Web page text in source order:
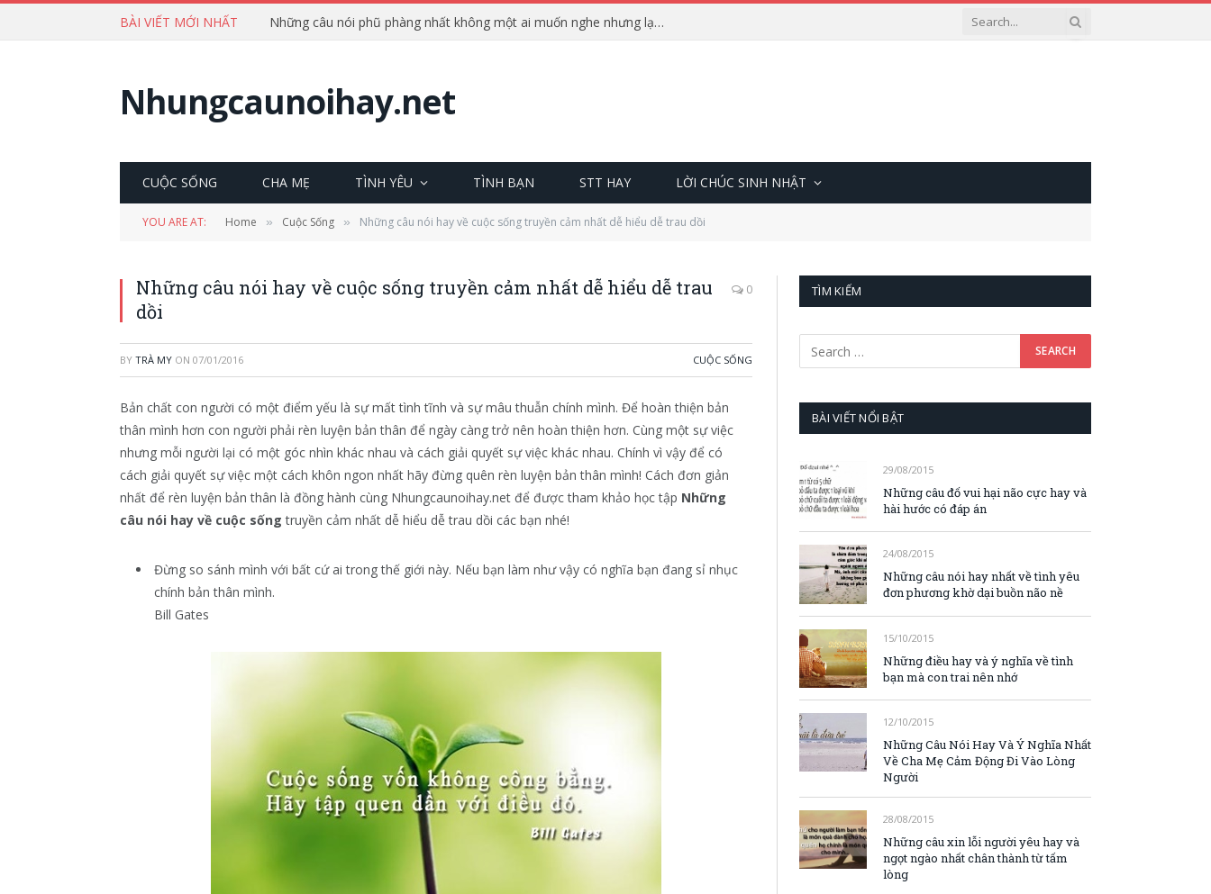
BÀI VIẾT MỚI NHẤT Những câu nói phũ phàng nhất không một ai muốn nghe nhưng lại cực chuẩn
Nhungcaunoihay.net
CUỘC SỐNG CHA MẸ TÌNH YÊU TÌNH BẠN STT HAY LỜI CHÚC SINH NHẬT
YOU ARE AT: Home » Cuộc Sống » Những câu nói hay về cuộc sống truyền cảm nhất dễ hiểu dễ trau dồi
Những câu nói hay về cuộc sống truyền cảm nhất dễ hiểu dễ trau
dồi
0
BY TRÀ MY ON 07/01/2016 CUỘC SỐNG
Bản chất con người có một điểm yếu là sự mất tình tĩnh và sự mâu thuẫn chính mình. Để hoàn thiện bản
thân mình hơn con người phải rèn luyện bản thân để ngày càng trở nên hoàn thiện hơn. Cùng một sự việc
nhưng mỗi người lại có một góc nhìn khác nhau và cách giải quyết sự việc khác nhau. Chính vì vậy để có
cách giải quyết sự việc một cách khôn ngon nhất hãy đừng quên rèn luyện bản thân mình! Cách đơn giản
nhất để rèn luyện bản thân là đồng hành cùng Nhungcaunoihay.net để được tham khảo học tập Những
câu nói hay về cuộc sống truyền cảm nhất dễ hiểu dễ trau dồi các bạn nhé!
Đừng so sánh mình với bất cứ ai trong thế giới này. Nếu bạn làm như vậy có nghĩa bạn đang sỉ nhục
chính bản thân mình.
Bill Gates
TÌM KIẾM
BÀI VIẾT NỔI BẬT
29/08/2015
Những câu đố vui hại não cực hay và
hài hước có đáp án
24/08/2015
Những câu nói hay nhất về tình yêu
đơn phương khờ dại buồn não nề
15/10/2015
Những điều hay và ý nghĩa về tình
bạn mà con trai nên nhớ
12/10/2015
Những Câu Nói Hay Và Ý Nghĩa Nhất
Về Cha Mẹ Cảm Động Đi Vào Lòng
Người
28/08/2015
Những câu xin lỗi người yêu hay và
ngọt ngào nhất chân thành từ tấm
lòng